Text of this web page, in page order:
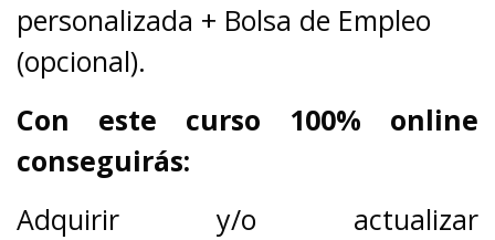
personalizada + Bolsa de Empleo
(opcional).
Con este curso 100% online
conseguirás:
Adquirir y/o actualizar